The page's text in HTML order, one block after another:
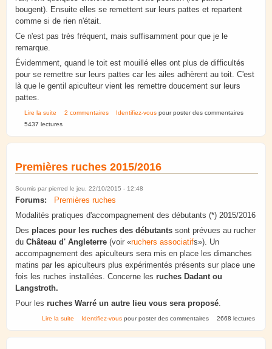
bougent). Ensuite elles se remettent sur leurs pattes et repartent
comme si de rien n'était.
Ce n'est pas très fréquent, mais suffisamment pour que je le
remarque.
Évidemment, quand le toit est mouillé elles ont plus de difficultés
pour se remettre sur leurs pattes car les ailes adhèrent au toit. C'est
là que le gentil apiculteur vient les remettre doucement sur leurs
pattes.
Lire la suite de Abeille gymnaste?
2 commentaires Identifiez-vous pour poster des commentaires
5437 lectures
Premières ruches 2015/2016
Soumis par pierred le jeu, 22/10/2015 - 12:48
Forums:
Premières ruches
Modalités pratiques d'accompagnement des débutants (*) 2015/2016
Des places pour les ruches des débutants sont prévues au rucher
du Château d' Angleterre (voir «ruchers associatifs»). Un
accompagnement des apiculteurs sera mis en place les dimanches
matins par les apiculteurs plus expérimentés présents sur place une
fois les ruches installées. Concerne les ruches Dadant ou
Langstroth.
Pour les ruches Warré un autre lieu vous sera proposé.
Lire la suite de Premières ruches 2015/2016
Identifiez-vous pour poster des commentaires 2668 lectures